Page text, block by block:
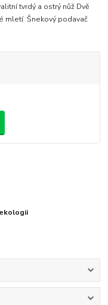
tvrdý a ostrý nůž Dvě
mletí Šnekový podavač